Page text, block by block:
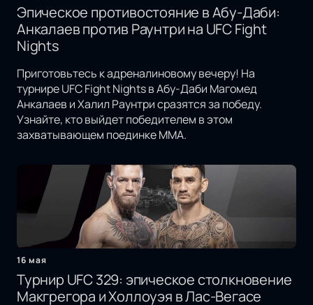
Эпическое противостояние в Абу-Даби:
Анкалаев против Раунтри на UFC Fight
Nights
Приготовьтесь к адреналиновому вечеру! На
турнире UFC Fight Nights в Абу-Даби Магомед
Анкалаев и Халил Раунтри сразятся за победу.
Узнайте, кто выйдет победителем в этом
захватывающем поединке MMA.
16 мая
Турнир UFC 329: эпическое столкновение
Макгрегора и Холлоуэя в Лас-Вегасе